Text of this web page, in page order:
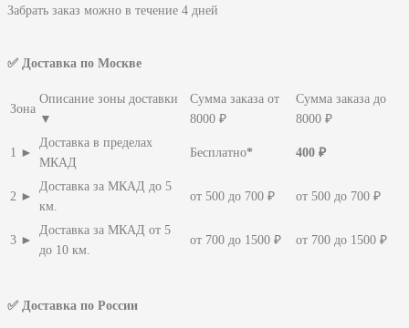
Забрать заказ можно в течение 4 дней
✅ Доставка по Москве
Зона
Описание зоны доставки
▼
Сумма заказа от
8000 ₽
Сумма заказа до
8000 ₽
1 ►
Доставка в пределах
МКАД
Бесплатно* 400 ₽
2 ►
Доставка за МКАД до 5
км.
от 500 до 700 ₽ от 500 до 700 ₽
3 ►
Доставка за МКАД от 5
до 10 км.
от 700 до 1500 ₽ от 700 до 1500 ₽
✅ Доставка по России